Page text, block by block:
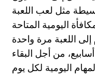
مثل لعب اللعبة
اليومية المتاحة
مرة واحدة
من أجل البقاء